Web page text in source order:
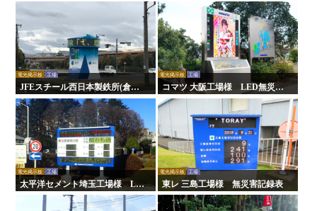
電光掲示板 工場
JFEスチール西日本製鉄所(倉敷
地区)様 LED無災害記録表
電光掲示板 工場
コマツ 大阪工場様 LED無災害
記録表
電光掲示板 工場
太平洋セメント埼玉工場様 LE
D無災害記録表
電光掲示板 工場
東レ 三島工場様 無災害記録表